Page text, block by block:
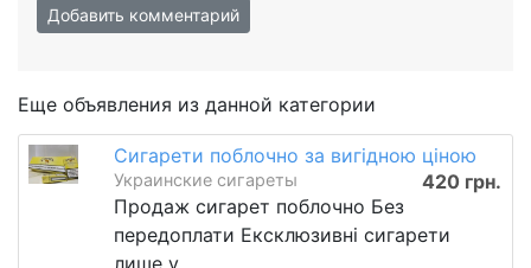
Добавить комментарий
Еще объявления из данной категории
Сигарети поблочно за вигідною ціною
420 грн.
Украинские сигареты
Продаж сигарет поблочно Без
передоплати Ексклюзивні сигарети
лише у ...